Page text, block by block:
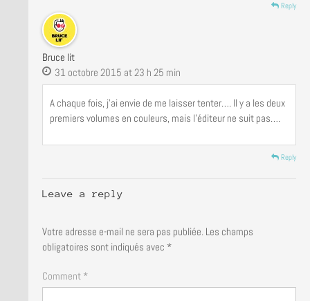
Reply
Bruce lit
31 octobre 2015 at 23 h 25 min
A chaque fois, j’ai envie de me laisser tenter…. Il y a les deux
premiers volumes en couleurs, mais l’éditeur ne suit pas….
Reply
Leave a reply
Votre adresse e-mail ne sera pas publiée. Les champs
obligatoires sont indiqués avec *
Comment *